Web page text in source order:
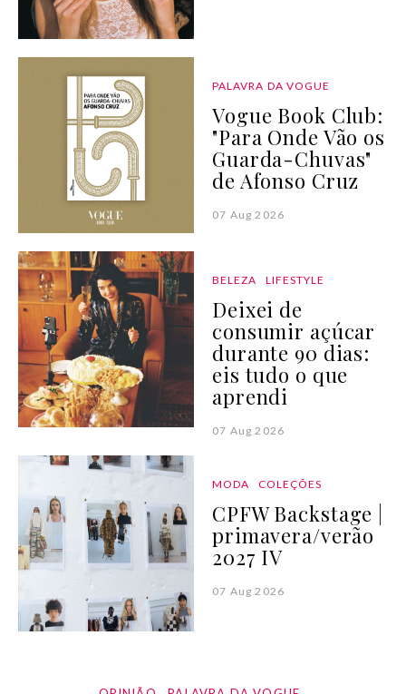
PALAVRA DA VOGUE
Vogue Book Club:
"Para Onde Vão os
Guarda-Chuvas"
de Afonso Cruz
07 Aug 2026
BELEZA LIFESTYLE
Deixei de
consumir açúcar
durante 90 dias:
eis tudo o que
aprendi
07 Aug 2026
MODA COLEÇÕES
CPFW Backstage |
primavera/verão
2027 IV
07 Aug 2026